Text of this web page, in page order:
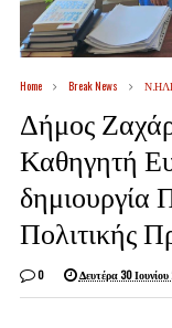
Home Break News
Δήμος
Καθηγητή
δημιουργία
Πολιτικής
0 Δευτέρα 30